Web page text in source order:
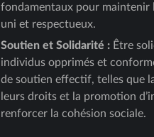
fondamentaux pour maintenir
uni et respectueux.
Soutien et Solidarité : Être
individus opprimés et
de soutien effectif, telles que
leurs droits et la promotion
renforcer la cohésion sociale.